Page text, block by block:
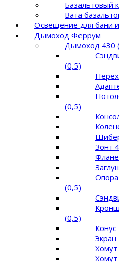
Базальтовый
Вата
Освещение для бани
Дымоход Феррум
Дымоход 430
(0,5)
(0,5)
Зонт
(0,5)
(0,5)
Экран
Хомут